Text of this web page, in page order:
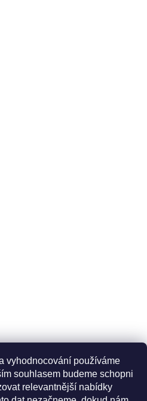
vyhodnocování používáme
souhlasem budeme schopni
relevantnější nabídky